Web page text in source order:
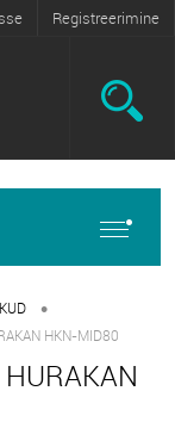
Registreerimine
•
HKN-MID80